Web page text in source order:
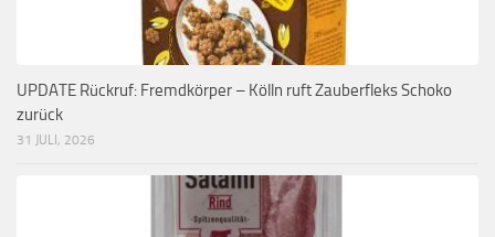
UPDATE Rückruf: Fremdkörper – Kölln ruft Zauberfleks Schoko
zurück
31 JULI, 2026